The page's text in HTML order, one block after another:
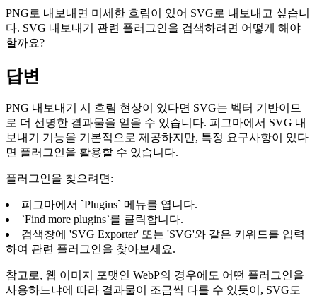
PNG로 내보내면 미세한 흐림이 있어 SVG로 내보내고 싶습니
다. SVG 내보내기 관련 플러그인을 검색하려면 어떻게 해야
할까요?
답변
PNG 내보내기 시 흐림 현상이 있다면 SVG는 벡터 기반이므
로 더 선명한 결과물을 얻을 수 있습니다. 피그마에서 SVG 내
보내기 기능을 기본적으로 제공하지만, 특정 요구사항이 있다
면 플러그인을 활용할 수 있습니다.
플러그인을 찾으려면:
피그마에서 `Plugins` 메뉴를 엽니다.
`Find more plugins`를 클릭합니다.
검색창에 'SVG Exporter' 또는 'SVG'와 같은 키워드를 입력
하여 관련 플러그인을 찾아보세요.
참고로, 웹 이미지 포맷인 WebP의 경우에도 어떤 플러그인을
사용하느냐에 따라 결과물이 조금씩 다를 수 있듯이, SVG도